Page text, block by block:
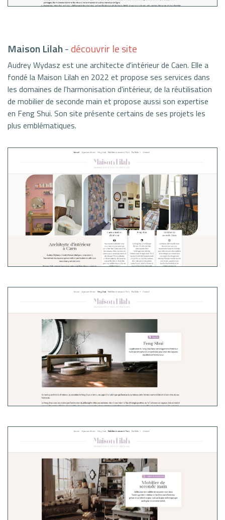
Maison Lilah-découvrir le site
Audrey Wydasz est une architecte d'intérieur de Caen. Elle a
fondé la Maison Lilah en 2022 et propose ses services dans
les domaines de l'harmonisation d'intérieur, de la réutilisation
de mobilier de seconde main et propose aussi son expertise
en Feng Shui. Son site présente certains de ses projets les
plus emblématiques.